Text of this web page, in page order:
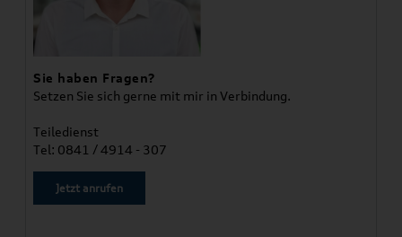
Sie haben Fragen?
Setzen Sie sich gerne mit mir in Verbindung.
Teiledienst
Tel: 0841 / 4914 - 307
Jetzt anrufen